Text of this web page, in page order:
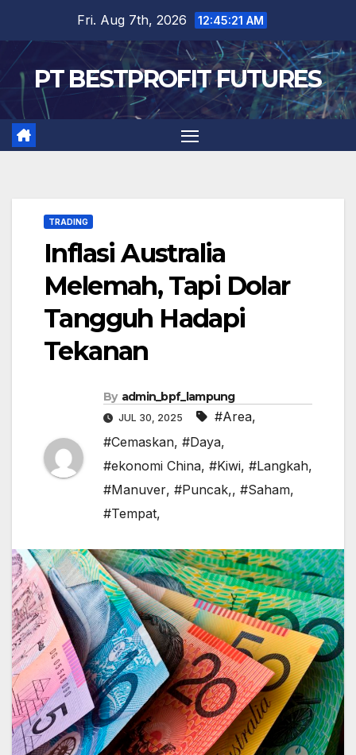
content
Fri. Aug 7th, 2026 12:45:22 AM
PT BESTPROFIT FUTURES
TRADING
Inflasi Australia
Melemah, Tapi Dolar
Tangguh Hadapi
Tekanan
By admin_bpf_lampung
JUL 30, 2025 #Area,
#Cemaskan, #Daya,
#ekonomi China, #Kiwi, #Langkah,
#Manuver, #Puncak,, #Saham,
#Tempat,